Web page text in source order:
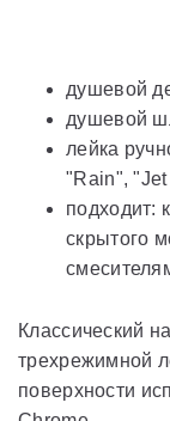
душевой
душевой
лейка
"Rain",
подходит:
скрытого
Классический
трехрежимной
поверхности